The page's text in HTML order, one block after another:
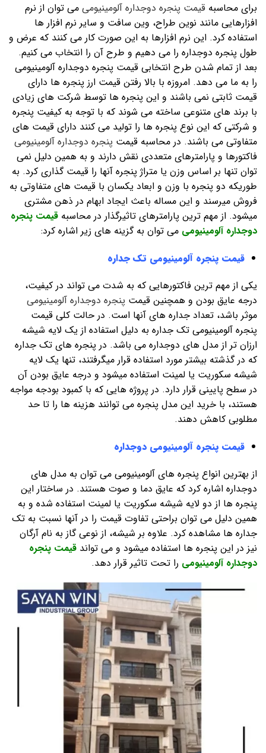
برای محاسبه قیمت پنجره دوجداره آلومینیومی می توان از نرم
افزارهایی مانند نوین طراح، وین سافت و سایر نرم افزار ها
استفاده کرد. این نرم افزارها به این صورت کار می کنند که عرض و
طول پنجره دوجداره را می دهیم و طرح آن را انتخاب می کنیم.
بعد از تمام شدن طرح انتخابی قیمت پنجره دوجداره آلومینیومی
را به ما می دهد. امروزه با بالا رفتن قیمت ارز پنجره ها دارای
قیمت ثابتی نمی باشند و این پنجره ها توسط شرکت های زیادی
با برند های متنوعی ساخته می شوند که با توجه به کیفیت پنجره
و شرکتی که این نوع پنجره ها را تولید می کنند دارای قیمت های
متفاوتی می باشند. در محاسبه قیمت پنجره دوجداره آلومینیومی
فاکتورها و پارامترهای متعددی نقش دارند و به همین دلیل نمی
توان تنها بر اساس وزن یا متراژ پنجره آنها را قیمت گذاری کرد. به
طوریکه دو پنجره با وزن و ابعاد یکسان با قیمت های متفاوتی به
فروش میرسند و این مساله باعث ایجاد ابهام در ذهن مشتری
میشود. از مهم ترین پارامترهای تاثیرگذار در محاسبه قیمت پنجره
دوجداره آلومینیومی می توان به گزینه های زیر اشاره کرد:
قیمت پنجره آلومینیومی تک جداره
یکی از مهم ترین فاکتورهایی که به شدت می تواند در کیفیت،
درجه عایق بودن و همچنین قیمت پنجره دوجداره آلومینیومی
موثر باشد، تعداد جداره های آنها است. در حالت کلی قیمت
پنجره آلومینیومی تک جداره به دلیل استفاده از یک لایه شیشه
ارزان تر از مدل های دوجداره می باشد. در پنجره های تک جداره
که در گذشته بیشتر مورد استفاده قرار میگرفتند، تنها یک لایه
شیشه سکوریت یا لمینت استفاده میشود و درجه عایق بودن آن
در سطح پایینی قرار دارد. در پروژه هایی که با کمبود بودجه مواجه
هستند، با خرید این مدل پنجره می توانند هزینه ها را تا حد
مطلوبی کاهش دهند.
قیمت پنجره آلومینیومی دوجداره
از بهترین انواع پنجره های آلومینیومی می توان به مدل های
دوجداره اشاره کرد که عایق دما و صوت هستند. در ساختار این
پنجره ها از دو لایه شیشه سکوریت یا لمینت استفاده شده و به
همین دلیل می توان براحتی تفاوت قیمت را در آنها نسبت به تک
جداره ها مشاهده کرد. علاوه بر شیشه، از نوعی گاز به نام آرگان
نیز در این پنجره ها استفاده میشود و می تواند قیمت پنجره
دوجداره آلومینیومی را تحت تاثیر قرار دهد.